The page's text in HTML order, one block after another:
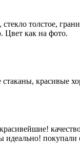
толстое,
Цвет как на фото.
красивые
идеально! покупали